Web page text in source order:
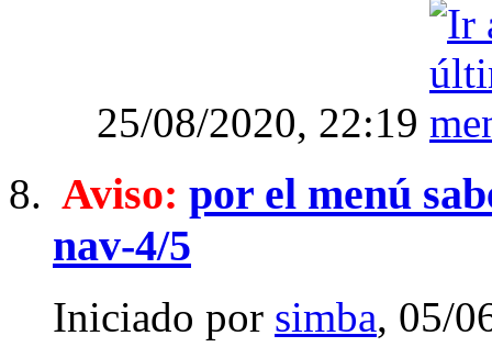
25/08/2020, 22:19
Aviso: por el menú
nav-4/5
Iniciado por simba, 05/